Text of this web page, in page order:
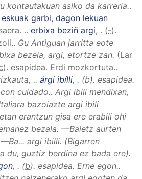
kontautakuan asiko da karreria..
garbi, dagon lekuan
.. erbixa beziñ argi, . (-).
. Gu Antiguan jarritta eote
bezela, argi, etortze zan. (Lar
). esapidea. Erdi mozkortuta..
.. árgi ibílli, . (b). esapidea.
cuidado.. Argi ibili mendixan,
bazoiazte argi ibili
erantzun gisa ere erabili ohi
bezala. —Baietz aurten
argi ibilli. (Bigarren
du, guztiz berdina ez bada ere).
, . (b). esapidea. Erne egon..